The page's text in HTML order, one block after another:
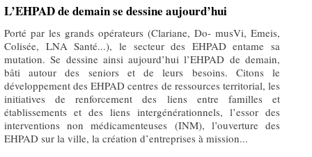
L’EHPAD de demain se dessine aujourd’hui
Porté par les grands opérateurs (Clariane, Do- musVi, Emeis,
Colisée, LNA Santé...), le secteur des EHPAD entame sa
mutation. Se dessine ainsi aujourd’hui l’EHPAD de demain,
bâti autour des seniors et de leurs besoins. Citons le
développement des EHPAD centres de ressources territorial, les
initiatives de renforcement des liens entre familles et
établissements et des liens intergénérationnels, l’essor des
interventions non médicamenteuses (INM), l’ouverture des
EHPAD sur la ville, la création d’entreprises à mission...